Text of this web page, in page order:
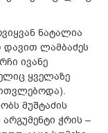
ნატალია
დავით ლამბაძეს
ივანე
ყველაზე
მუშტაძის
ჭრის –